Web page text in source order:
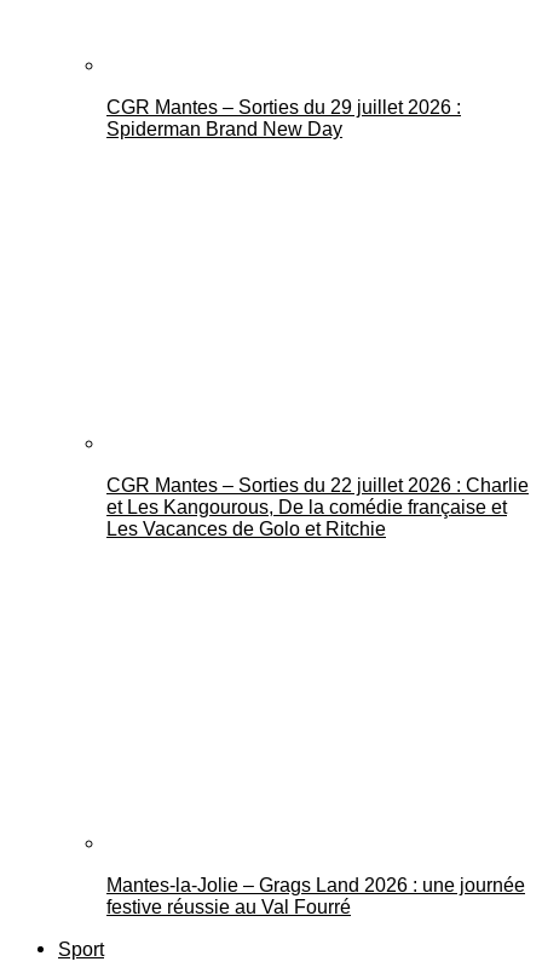
CGR Mantes – Sorties du 29 juillet 2026 :
Spiderman Brand New Day
CGR Mantes – Sorties du 22 juillet 2026 : Charlie
et Les Kangourous, De la comédie française et
Les Vacances de Golo et Ritchie
Mantes-la-Jolie – Grags Land 2026 : une journée
festive réussie au Val Fourré
Sport